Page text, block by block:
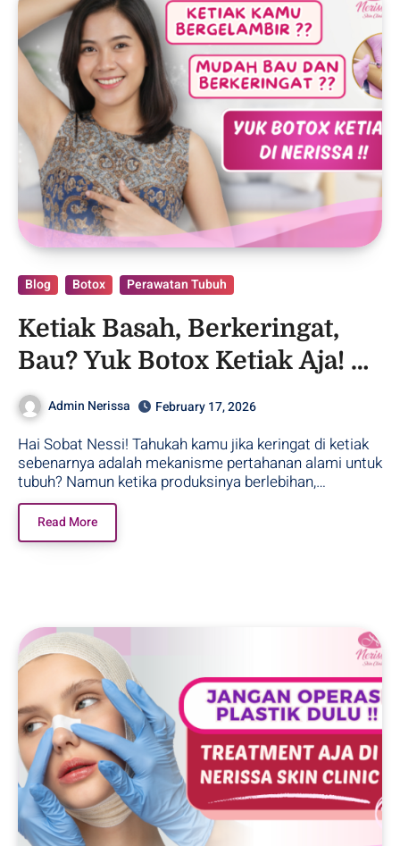
Blog Botox Perawatan Tubuh
Ketiak Basah, Berkeringat,
Bau? Yuk Botox Ketiak Aja! –
Purwodadi
Admin Nerissa February 17, 2026
Hai Sobat Nessi! Tahukah kamu jika keringat di ketiak
sebenarnya adalah mekanisme pertahanan alami untuk
tubuh? Namun ketika produksinya berlebihan,…
Read More